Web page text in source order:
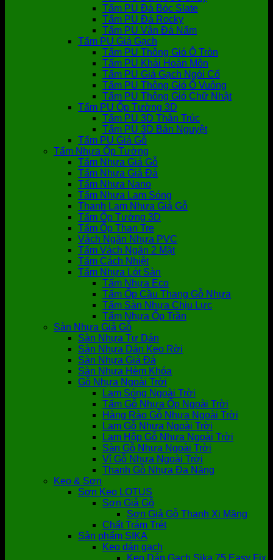
Tấm PU Đá Bóc Slate
Tấm PU Đá Rocky
Tấm PU Vân Đá Nấm
Tấm PU Giả Gạch
Tấm PU Thông Gió Ô Tròn
Tấm PU Khải Hoàn Môn
Tấm PU Giả Gạch Ngói Cổ
Tấm PU Thông Gió Ô Vuông
Tấm PU Thông Gió Chữ Nhật
Tấm PU Ốp Tường 3D
Tấm PU 3D Thân Trúc
Tấm PU 3D Bán Nguyệt
Tấm PU Giả Gỗ
Tấm Nhựa Ốp Tường
Tấm Nhựa Giả Gỗ
Tấm Nhựa Giả Đá
Tấm Nhựa Nano
Tấm Nhựa Lam Sóng
Thanh Lam Nhựa Giả Gỗ
Tấm Ốp Tường 3D
Tấm Ốp Than Tre
Vách Ngăn Nhựa PVC
Tấm Vách Ngăn 2 Mặt
Tấm Cách Nhiệt
Tấm Nhựa Lót Sàn
Tấm Nhựa Eco
Tấm Ốp Cầu Thang Gỗ Nhựa
Tấm Sàn Nhựa Chịu Lực
Tấm Nhựa Ốp Trần
Sàn Nhựa Giả Gỗ
Sàn Nhựa Tự Dán
Sàn Nhựa Dán Keo Rời
Sàn Nhựa Giả Đá
Sàn Nhựa Hèm Khóa
Gỗ Nhựa Ngoài Trời
Lam Sóng Ngoài Trời
Tấm Gỗ Nhựa Ốp Ngoài Trời
Hàng Rào Gỗ Nhựa Ngoài Trời
Lam Gỗ Nhựa Ngoài Trời
Lam Hộp Gỗ Nhựa Ngoài Trời
Sàn Gỗ Nhựa Ngoài Trời
Vỉ Gỗ Nhựa Ngoài Trời
Thanh Gỗ Nhựa Đa Năng
Keo & Sơn
Sơn Keo LOTUS
Sơn Giả Gỗ
Sơn Giả Gỗ Thanh Xi Măng
Chất Trám Trét
Sản phẩm SIKA
Keo dán gạch
Keo Dán Gạch Sika 75 Easy Fix